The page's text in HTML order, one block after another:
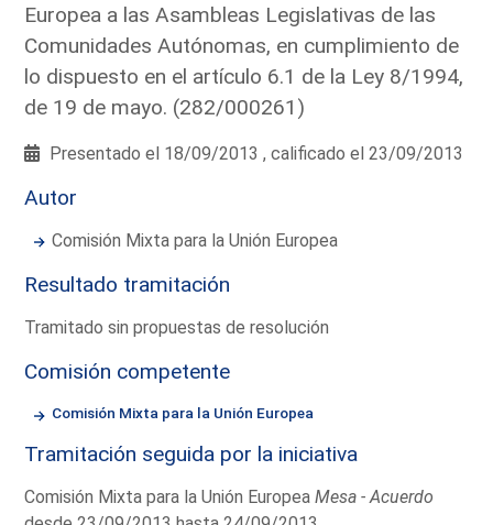
Europea a las Asambleas Legislativas de las
Comunidades Autónomas, en cumplimiento de
lo dispuesto en el artículo 6.1 de la Ley 8/1994,
de 19 de mayo. (282/000261)
Presentado el 18/09/2013 , calificado el 23/09/2013
Autor
Comisión Mixta para la Unión Europea
Resultado tramitación
Tramitado sin propuestas de resolución
Comisión competente
Comisión Mixta para la Unión Europea
Tramitación seguida por la iniciativa
Comisión Mixta para la Unión EuropeaMesa - Acuerdo